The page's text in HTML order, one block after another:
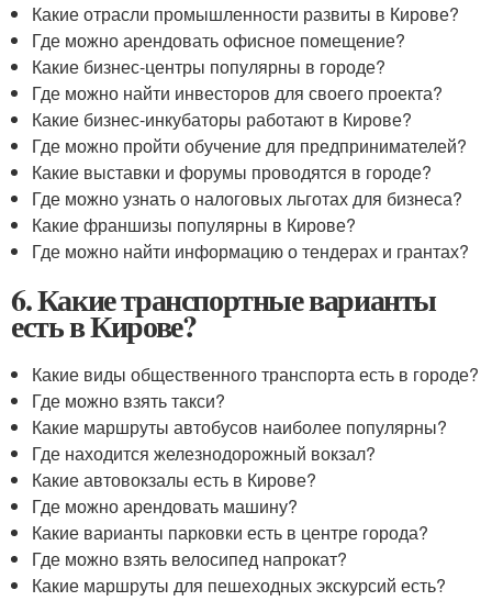
Какие отрасли промышленности развиты в Кирове?
Где можно арендовать офисное помещение?
Какие бизнес-центры популярны в городе?
Где можно найти инвесторов для своего проекта?
Какие бизнес-инкубаторы работают в Кирове?
Где можно пройти обучение для предпринимателей?
Какие выставки и форумы проводятся в городе?
Где можно узнать о налоговых льготах для бизнеса?
Какие франшизы популярны в Кирове?
Где можно найти информацию о тендерах и грантах?
6. Какие транспортные варианты
есть в Кирове?
Какие виды общественного транспорта есть в городе?
Где можно взять такси?
Какие маршруты автобусов наиболее популярны?
Где находится железнодорожный вокзал?
Какие автовокзалы есть в Кирове?
Где можно арендовать машину?
Какие варианты парковки есть в центре города?
Где можно взять велосипед напрокат?
Какие маршруты для пешеходных экскурсий есть?